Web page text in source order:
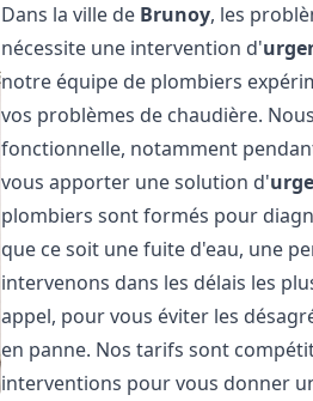
Dans la ville de Brunoy, les
nécessite une intervention d'
notre équipe de plombiers
vos problèmes de chaudière.
fonctionnelle, notamment
vous apporter une solution d'
plombiers sont formés pour
que ce soit une fuite d'eau, une
intervenons dans les délais les
appel, pour vous éviter les
en panne. Nos tarifs sont
interventions pour vous donner